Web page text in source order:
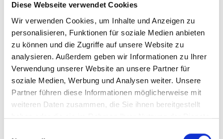
Diese Webseite verwendet Cookies
Wir verwenden Cookies, um Inhalte und Anzeigen zu
personalisieren, Funktionen für soziale Medien anbieten
zu können und die Zugriffe auf unsere Website zu
analysieren. Außerdem geben wir Informationen zu Ihrer
Verwendung unserer Website an unsere Partner für
soziale Medien, Werbung und Analysen weiter. Unsere
Partner führen diese Informationen möglicherweise mit
weiteren Daten zusammen, die Sie ihnen bereitgestellt
haben oder die sie im Rahmen Ihrer Nutzung der Dienste
deiner individuellen Vorlage zeigt,
anstatt eine Einheitslösung zu bieten.
Der Prozess des wissenschaftlichen
Schreibens kann ohne das richtige
Wissen eine große Herausforderung
darstellen. Jedoch, ausgestattet mit
denTechniken und Strategiendieses
Kurses, wird die Formatierung deiner